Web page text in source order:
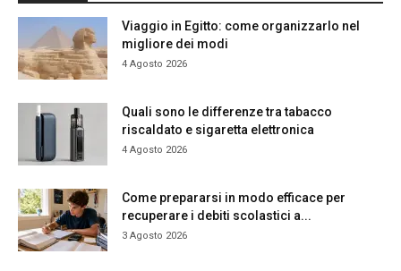
Viaggio in Egitto: come organizzarlo nel
migliore dei modi
4 Agosto 2026
Quali sono le differenze tra tabacco
riscaldato e sigaretta elettronica
4 Agosto 2026
Come prepararsi in modo efficace per
recuperare i debiti scolastici a...
3 Agosto 2026